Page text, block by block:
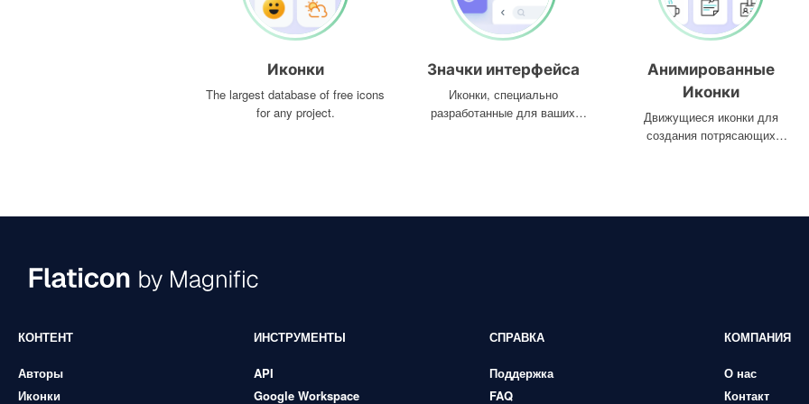
Иконки
The largest database of free icons
for any project.
Значки интерфейса
Иконки, специально
разработанные для ваших
Анимированные
Иконки
Движущиеся иконки для
создания потрясающих
КОНТЕНТ
Авторы
Иконки
ИНСТРУМЕНТЫ
API
Google Workspace
СПРАВКА
Поддержка
FAQ
КОМПАНИЯ
О нас
Контакт